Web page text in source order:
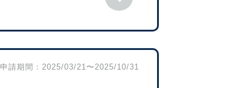
申請期間：2025/03/21〜2025/10/31